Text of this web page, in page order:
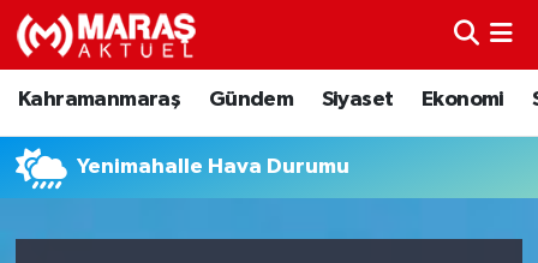
Kahramanmaraş Gündem Siyaset Ekonomi
Yenimahalle Hava Durumu
Kahramanmaraş
Nöbetçi Eczaneler